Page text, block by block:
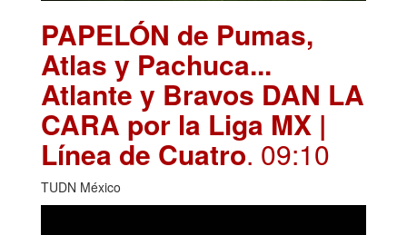
PAPELÓN de Pumas,
Atlas y Pachuca...
Atlante y Bravos DAN LA
CARA por la Liga MX |
Línea de Cuatro. 09:10
TUDN México